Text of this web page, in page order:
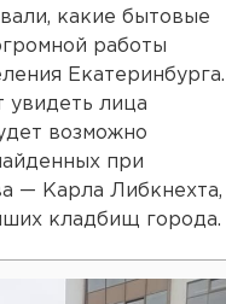
какие бытовые
работы
Екатеринбурга.
увидеть лица
возможно
при
— Карла Либкнехта,
кладбищ города.